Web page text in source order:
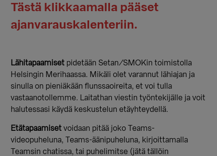
Tästä klikkaamalla pääset
ajanvarauskalenteriin.
Lähitapaamiset pidetään Setan/SMOKin toimistolla
Helsingin Merihaassa. Mikäli olet varannut lähiajan ja
sinulla on pieniäkään flunssaoireita, et voi tulla
vastaanotollemme. Laitathan viestin työntekijälle ja voit
halutessasi käydä keskustelun etäyhteydellä.
Etätapaamiset voidaan pitää joko Teams-
videopuheluna, Teams-äänipuheluna, kirjoittamalla
Teamsin chatissa, tai puhelimitse (jätä tällöin